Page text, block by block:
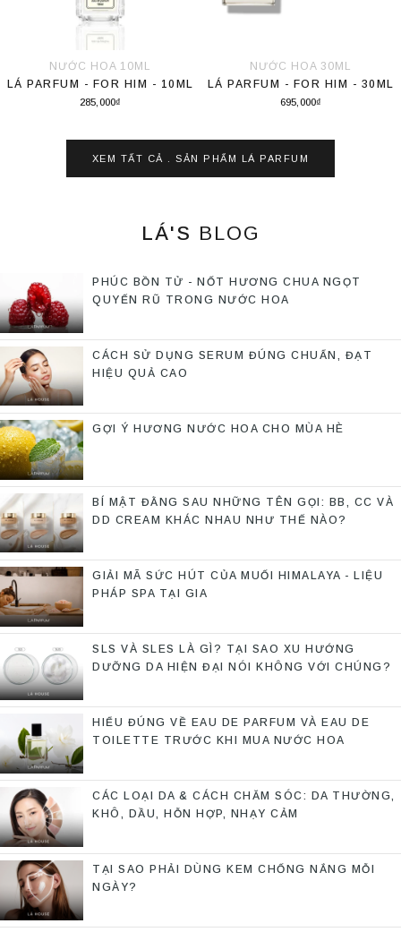
NƯỚC HOA 10ML
LÁ PARFUM - FOR HIM - 10ML
285,000₫
NƯỚC HOA 30ML
LÁ PARFUM - FOR HIM - 30ML
695,000₫
XEM TẤT CẢ . SẢN PHẨM LÁ PARFUM
LÁ'S BLOG
PHÚC BỒN TỬ - NỐT HƯƠNG CHUA NGỌT
QUYẾN RŨ TRONG NƯỚC HOA
CÁCH SỬ DỤNG SERUM ĐÚNG CHUẨN, ĐẠT
HIỆU QUẢ CAO
GỢI Ý HƯƠNG NƯỚC HOA CHO MÙA HÈ
BÍ MẬT ĐẰNG SAU NHỮNG TÊN GỌI: BB, CC VÀ
DD CREAM KHÁC NHAU NHƯ THẾ NÀO?
GIẢI MÃ SỨC HÚT CỦA MUỐI HIMALAYA - LIỆU
PHÁP SPA TẠI GIA
SLS VÀ SLES LÀ GÌ? TẠI SAO XU HƯỚNG
DƯỠNG DA HIỆN ĐẠI NÓI KHÔNG VỚI CHÚNG?
HIỂU ĐÚNG VỀ EAU DE PARFUM VÀ EAU DE
TOILETTE TRƯỚC KHI MUA NƯỚC HOA
CÁC LOẠI DA & CÁCH CHĂM SÓC: DA THƯỜNG,
KHÔ, DẦU, HỖN HỢP, NHẠY CẢM
TẠI SAO PHẢI DÙNG KEM CHỐNG NẮNG MỖI
NGÀY?